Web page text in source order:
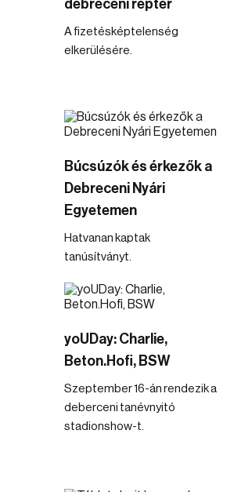
debreceni reptér
A fizetésképtelenség
elkerülésére.
Búcsúzók és érkezők a
Debreceni Nyári
Egyetemen
Hatvanan kaptak
tanúsítványt.
yoUDay: Charlie,
Beton.Hofi, BSW
Szeptember 16-án rendezik a
deberceni tanévnyitó
stadionshow-t.